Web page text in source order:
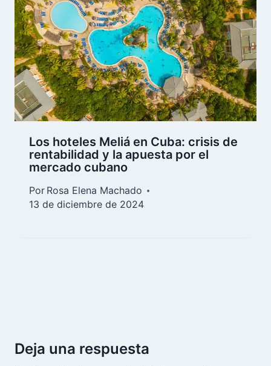
Los hoteles Meliá en Cuba: crisis de
rentabilidad y la apuesta por el
mercado cubano
Por Rosa Elena Machado
13 de diciembre de 2024
Deja una respuesta